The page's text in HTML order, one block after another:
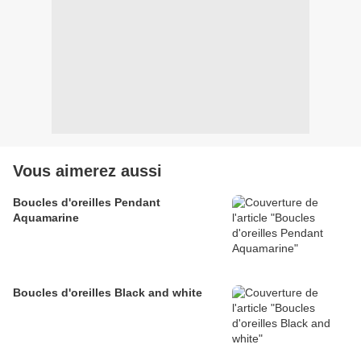
Vous aimerez aussi
Boucles d'oreilles Pendant
Aquamarine
Boucles d'oreilles Black and white